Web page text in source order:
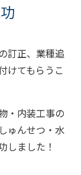
訂正、業種追
けてもらうこ
・内装工事の
ゅんせつ・水
しました！